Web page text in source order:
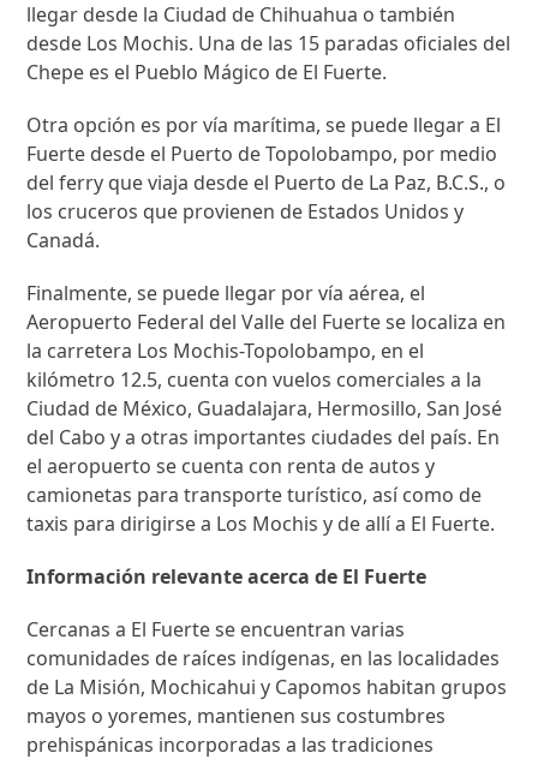
llegar desde la Ciudad de Chihuahua o también
desde Los Mochis. Una de las 15 paradas oficiales del
Chepe es el Pueblo Mágico de El Fuerte.
Otra opción es por vía marítima, se puede llegar a El
Fuerte desde el Puerto de Topolobampo, por medio
del ferry que viaja desde el Puerto de La Paz, B.C.S., o
los cruceros que provienen de Estados Unidos y
Canadá.
Finalmente, se puede llegar por vía aérea, el
Aeropuerto Federal del Valle del Fuerte se localiza en
la carretera Los Mochis-Topolobampo, en el
kilómetro 12.5, cuenta con vuelos comerciales a la
Ciudad de México, Guadalajara, Hermosillo, San José
del Cabo y a otras importantes ciudades del país. En
el aeropuerto se cuenta con renta de autos y
camionetas para transporte turístico, así como de
taxis para dirigirse a Los Mochis y de allí a El Fuerte.
Información relevante acerca de El Fuerte
Cercanas a El Fuerte se encuentran varias
comunidades de raíces indígenas, en las localidades
de La Misión, Mochicahui y Capomos habitan grupos
mayos o yoremes, mantienen sus costumbres
prehispánicas incorporadas a las tradiciones